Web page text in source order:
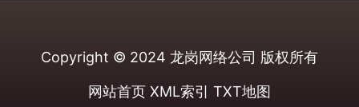
Copyright © 2024 龙岗网络公司 版权所有
网站首页 XML索引 TXT地图